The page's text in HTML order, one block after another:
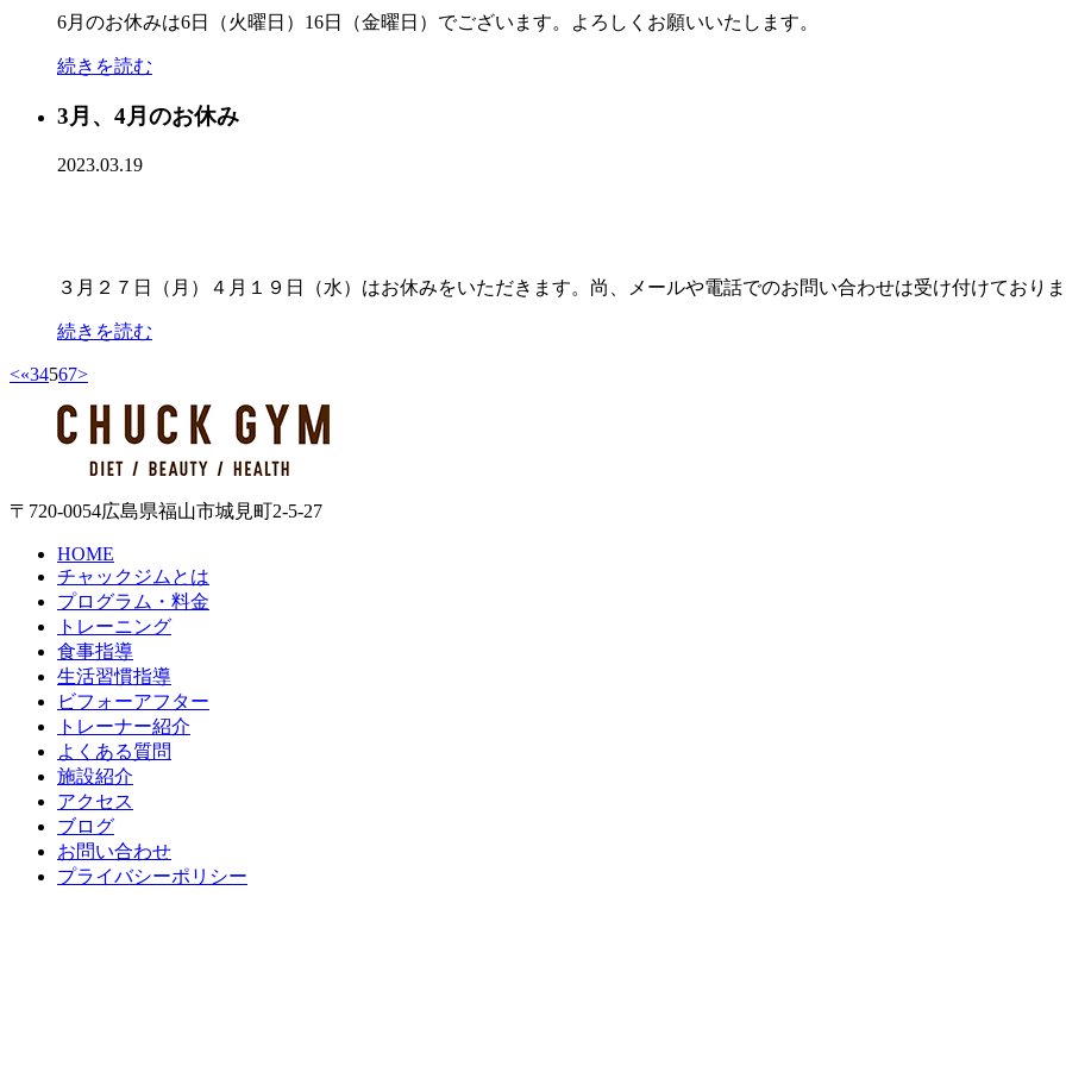
6月のお休みは6日（火曜日）16日（金曜日）でございます。よろしくお願いいたします。
続きを読む
3月、4月のお休み
2023.03.19
３月２７日（月）４月１９日（水）はお休みをいただきます。尚、メールや電話でのお問い合わせは受け付けており
続きを読む
<«34567>
〒720-0054 広島県福山市城見町2-5-27
HOME
チャックジムとは
プログラム・料金
トレーニング
食事指導
生活習慣指導
ビフォーアフター
トレーナー紹介
よくある質問
施設紹介
アクセス
ブログ
お問い合わせ
プライバシーポリシー